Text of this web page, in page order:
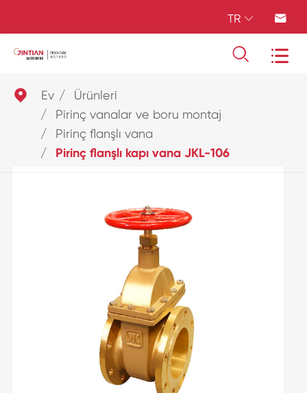
TR  
 
 Ev
Ürünleri
Pirinç vanalar ve boru montaj
Pirinç flanşlı vana
Pirinç flanşlı kapı vana JKL-106